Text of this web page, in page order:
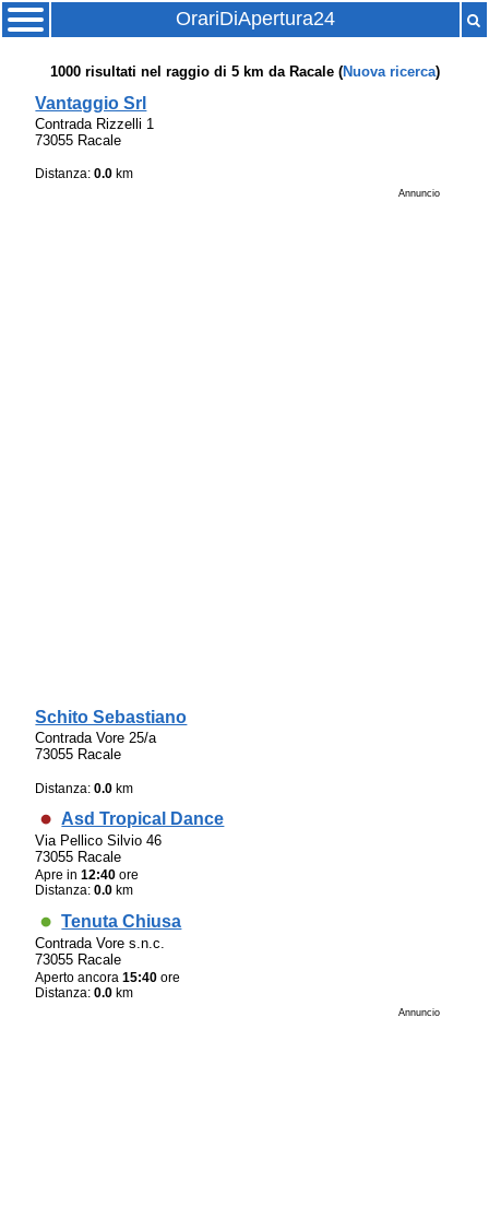
OrariDiApertura24
1000risultati nel raggio di 5 km da Racale (Nuova ricerca)
Vantaggio Srl
Contrada Rizzelli 1
73055 Racale
Distanza:0.0 km
Annuncio
Schito Sebastiano
Contrada Vore 25/a
73055 Racale
Distanza:0.0 km
Asd Tropical Dance
Via Pellico Silvio 46
73055 Racale
Apre in12:40 ore
Distanza:0.0 km
Tenuta Chiusa
Contrada Vore s.n.c.
73055 Racale
Aperto ancora15:40 ore
Distanza:0.0 km
Annuncio